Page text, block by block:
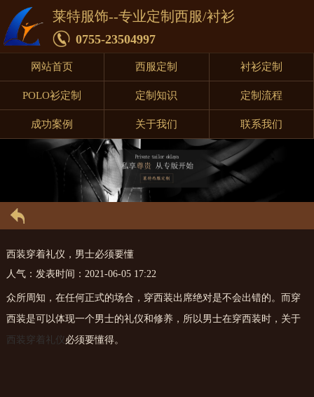
莱特服饰--专业定制西服/衬衫
0755-23504997
网站首页 西服定制 衬衫定制
POLO衫定制 定制知识 定制流程
成功案例 关于我们 联系我们
西装穿着礼仪，男士必须要懂
人气： 发表时间：2021-06-05 17:22
众所周知，在任何正式的场合，穿西装出席绝对是不会出错的。而穿
西装是可以体现一个男士的礼仪和修养，所以男士在穿西装时，关于
西装穿着礼仪 必须要懂得。